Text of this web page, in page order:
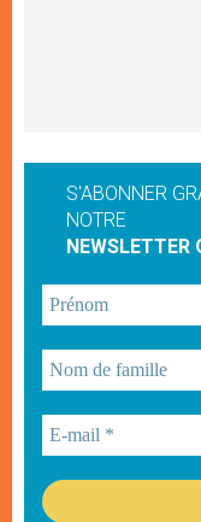
S'ABONNER
NOTRE
NEWSLETTER